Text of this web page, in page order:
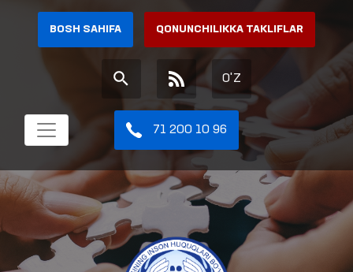
BOSH SAHIFA QONUNCHILIKKA TAKLIFLAR
O'Z
71 200 10 96